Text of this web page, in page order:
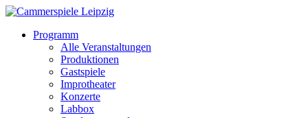
Programm
Alle Veranstaltungen
Produktionen
Gastspiele
Improtheater
Konzerte
Labbox